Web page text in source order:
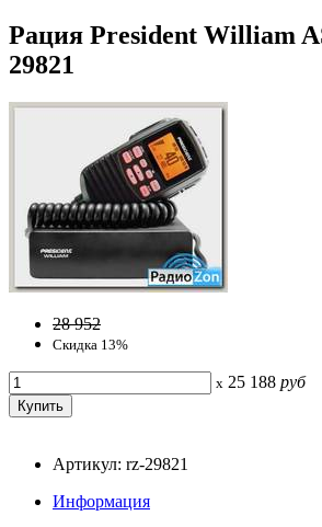
Рация President William
29821
28 952
Скидка 13%
x 25 188 руб
Артикул: rz-29821
Информация